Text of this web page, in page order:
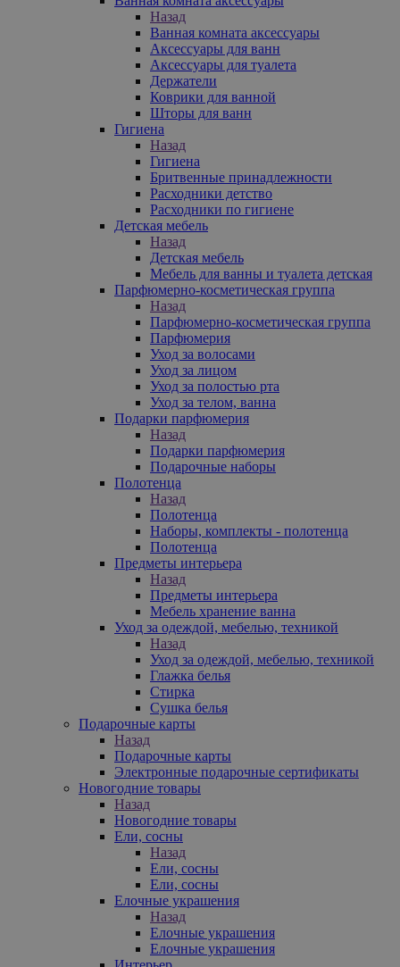
Назад
Ванная комната аксессуары
Аксессуары для ванн
Аксессуары для туалета
Держатели
Коврики для ванной
Шторы для ванн
Гигиена
Назад
Гигиена
Бритвенные принадлежности
Расходники детство
Расходники по гигиене
Детская мебель
Назад
Детская мебель
Мебель для ванны и туалета детская
Парфюмерно-косметическая группа
Назад
Парфюмерно-косметическая группа
Парфюмерия
Уход за волосами
Уход за лицом
Уход за полостью рта
Уход за телом, ванна
Подарки парфюмерия
Назад
Подарки парфюмерия
Подарочные наборы
Полотенца
Назад
Полотенца
Наборы, комплекты - полотенца
Полотенца
Предметы интерьера
Назад
Предметы интерьера
Мебель хранение ванна
Уход за одеждой, мебелью, техникой
Назад
Уход за одеждой, мебелью, техникой
Глажка белья
Стирка
Сушка белья
Подарочные карты
Назад
Подарочные карты
Электронные подарочные сертификаты
Новогодние товары
Назад
Новогодние товары
Ели, сосны
Назад
Ели, сосны
Ели, сосны
Елочные украшения
Назад
Елочные украшения
Елочные украшения